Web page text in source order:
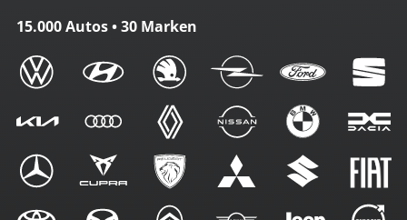
15.000 Autos • 30 Marken